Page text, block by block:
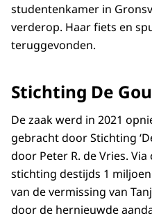
studentenkamer in
verderop. Haar fiets en
teruggevonden.
Stichting De
De zaak werd in 2021
gebracht door Stichting
door Peter R. de Vries.
stichting destijds 1
van de vermissing van
door de hernieuwde